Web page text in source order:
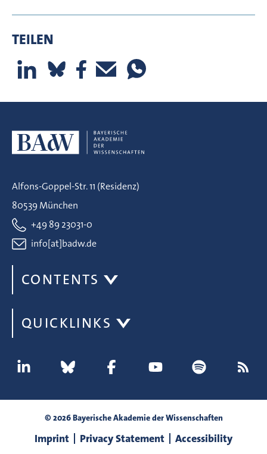
TEILEN
Alfons-Goppel-Str. 11 (Residenz)
80539 München
+49 89 23031-0
info[at]badw.de
CONTENTS
QUICKLINKS
© 2026 Bayerische Akademie der Wissenschaften
Imprint Privacy Statement Accessibility